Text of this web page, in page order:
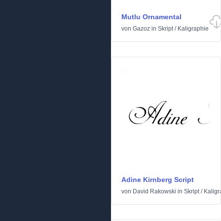
Mutlu Ornamental
von Gazoz in Skript/ Kaligraphie
Adine Kirnberg Script
von David Rakowski in Skript/